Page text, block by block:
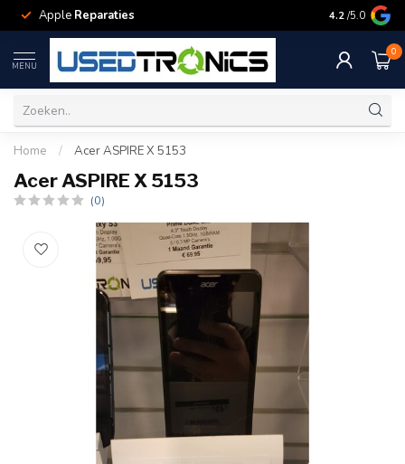
Apple Reparaties Samsung
4.2 /5.0
MENU
0
Home / Acer ASPIRE X 5153
Acer ASPIRE X 5153
(0)